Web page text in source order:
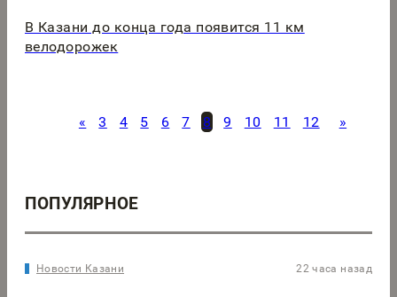
В Казани до конца года появится 11 км
велодорожек
« 3 4 5 6 7 8 9 10 11 12 »
ПОПУЛЯРНОЕ
Новости Казани 22 часа назад